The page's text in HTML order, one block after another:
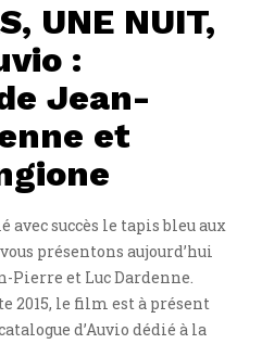
UNE NUIT,
:
Jean-
et
avec succès le tapis bleu aux
présentons aujourd’hui
Pierre et Luc Dardenne.
2015, le film est à présent
d’Auvio dédié à la